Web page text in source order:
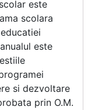
este
scolara
este
si dezvoltare
prin O.M.